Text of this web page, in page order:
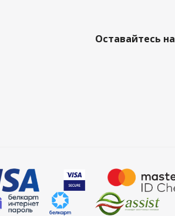
Оставайтесь